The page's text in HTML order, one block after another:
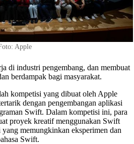
Apple
di industri pengembang, dan membuat
berdampak bagi masyarakat.
kompetisi yang dibuat oleh Apple
dengan pengembangan aplikasi
Swift. Dalam kompetisi ini, para
proyek kreatif menggunakan Swift
memungkinkan eksperimen dan
Swift.